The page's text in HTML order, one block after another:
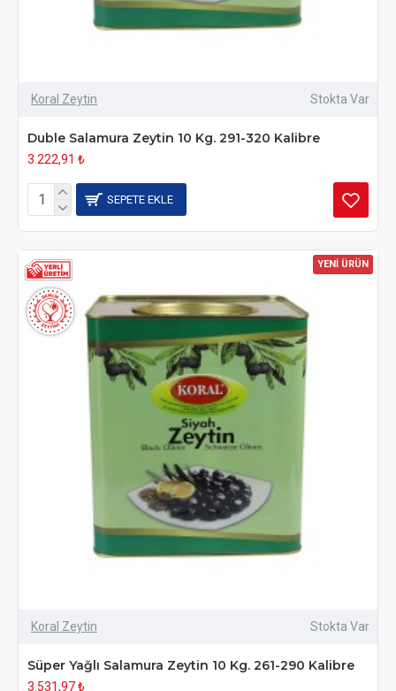
Koral Zeytin Stokta Var
Duble Salamura Zeytin 10 Kg. 291-320 Kalibre
3.222,91 ₺
SEPETE EKLE
YENİ ÜRÜN
Koral Zeytin Stokta Var
Süper Yağlı Salamura Zeytin 10 Kg. 261-290 Kalibre
3.531,97 ₺